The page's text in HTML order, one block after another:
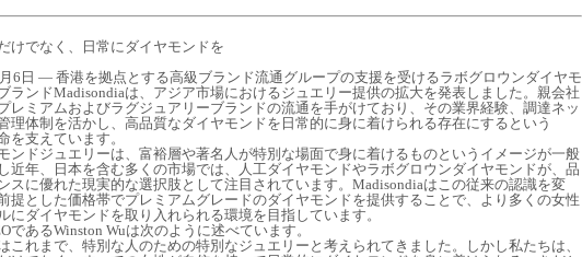
けでなく、日常にダイヤモンドを
6日 ― 香港を拠点とする高級ブランド流通グループの支援を受けるラボグロウンダイヤモ
ランドMadisondiaは、アジア市場におけるジュエリー提供の拡大を発表しました。親会社
レミアムおよびラグジュアリーブランドの流通を手がけており、その業界経験、調達ネッ
理体制を活かし、高品質なダイヤモンドを日常的に身に着けられる存在にするという
を支えています。
ンドジュエリーは、富裕層や著名人が特別な場面で身に着けるものというイメージが一般
近年、日本を含む多くの市場では、人工ダイヤモンドやラボグロウンダイヤモンドが、品
スに優れた現実的な選択肢として注目されています。Madisondiaはこの従来の認識を変
提とした価格帯でプレミアムグレードのダイヤモンドを提供することで、より多くの女性
にダイヤモンドを取り入れられる環境を目指しています。
であるWinston Wuは次のように述べています。
これまで、特別な人のための特別なジュエリーと考えられてきました。しかし私たちは、